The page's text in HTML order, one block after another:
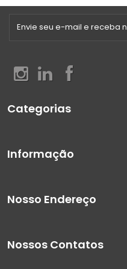
Categorias
Informação
Nosso Endereço
Nossos Contatos